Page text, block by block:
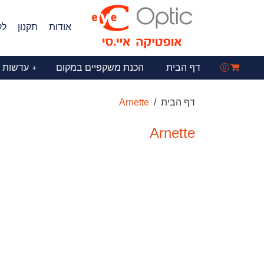
אודות תקנון
0 דף הבית הכנת משקפיים במקום עדשות +
דף הבית Arnette
Arnette